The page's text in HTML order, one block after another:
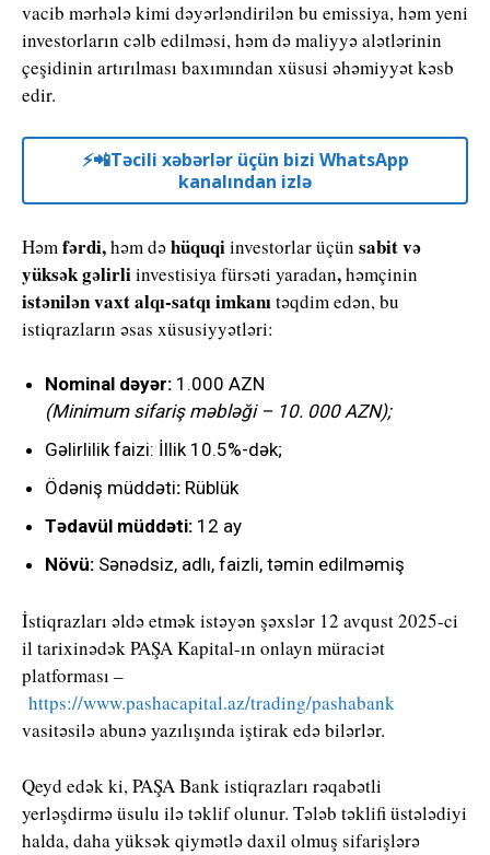
vacib mərhələ kimi dəyərləndirilən bu emissiya, həm yeni
investorların cəlb edilməsi, həm də maliyyə alətlərinin
çeşidinin artırılması baxımından xüsusi əhəmiyyət kəsb
edir.
⚡️📲Təcili xəbərlər üçün bizi WhatsApp
kanalından izlə
Həmfərdi,həm dəhüquqiinvestorlar üçün sabit və
yüksək gəlirliinvestisiya fürsəti yaradan,həmçinin
istənilən vaxt alqı-satqı imkanıtəqdim edən, bu
istiqrazların əsas xüsusiyyətləri:
Nominal dəyər: 1.000 AZN
(Minimum sifariş məbləği – 10. 000 AZN);
Gəlirlilik faizi: İllik 10.5%-dək;
Ödəniş müddəti: Rüblük
Tədavül müddəti: 12 ay
Növü: Sənədsiz, adlı, faizli, təmin edilməmiş
İstiqrazları əldə etmək istəyən şəxslər 12 avqust 2025-ci
il tarixinədək PAŞA Kapital-ın onlayn müraciət
platforması –
https://www.pashacapital.az/trading/pashabank
vasitəsilə abunə yazılışında iştirak edə bilərlər.
Qeyd edək ki, PAŞA Bank istiqrazları rəqabətli
yerləşdirmə üsulu ilə təklif olunur. Tələb təklifi üstələdiyi
halda, daha yüksək qiymətlə daxil olmuş sifarişlərə